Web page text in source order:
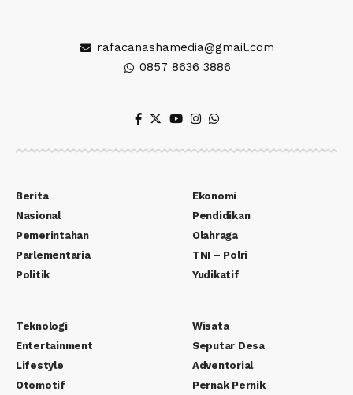
rafacanashamedia@gmail.com
0857 8636 3886
Berita
Nasional
Pemerintahan
Parlementaria
Politik
Ekonomi
Pendidikan
Olahraga
TNI – Polri
Yudikatif
Teknologi
Entertainment
Lifestyle
Otomotif
Wisata
Seputar Desa
Adventorial
Pernak Pernik